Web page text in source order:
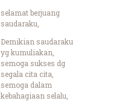
selamat berjuang
saudaraku,
Demikian saudaraku
yg kumuliakan,
semoga sukses dg
segala cita cita,
semoga dalam
kebahagiaan selalu,